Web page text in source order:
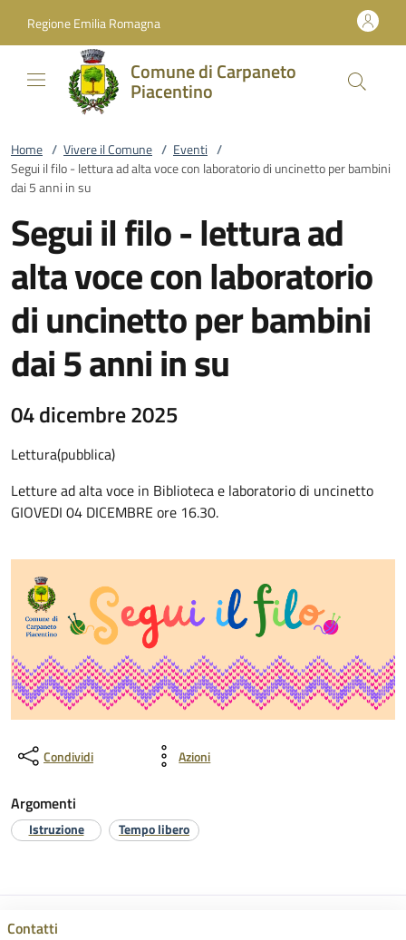
Regione Emilia Romagna
Comune di Carpaneto
Piacentino
Home / Vivere il Comune / Eventi /
Segui il filo - lettura ad alta voce con laboratorio di uncinetto per bambini
dai 5 anni in su
Segui il filo - lettura ad
alta voce con laboratorio
di uncinetto per bambini
dai 5 anni in su
04 dicembre 2025
Lettura(pubblica)
Letture ad alta voce in Biblioteca e laboratorio di uncinetto
GIOVEDI 04 DICEMBRE ore 16.30.
Condividi Azioni
Argomenti
Istruzione Tempo libero
Contatti